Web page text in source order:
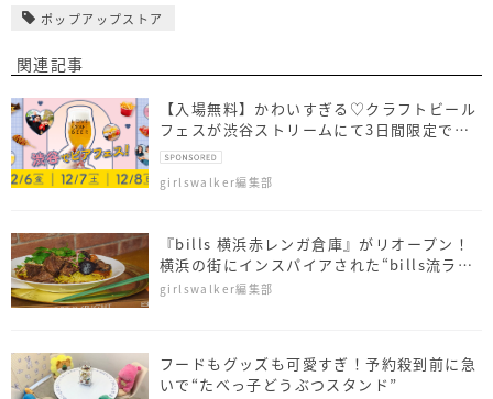
ポップアップストア
関連記事
【入場無料】かわいすぎる♡クラフトビール
フェスが渋谷ストリームにて3日間限定で開
催！
girlswalker編集部
『bills 横浜赤レンガ倉庫』がリオープン！
横浜の街にインスパイアされた“bills流ラー
メン”も新登場
girlswalker編集部
フードもグッズも可愛すぎ！予約殺到前に急
いで“たべっ子どうぶつスタンド”